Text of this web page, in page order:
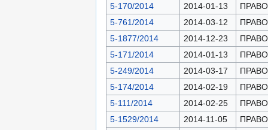
5-170/2014
2014-01-13
5-761/2014
2014-03-12
5-1877/2014
2014-12-23
5-171/2014
2014-01-13
5-249/2014
2014-03-17
5-174/2014
2014-02-19
5-111/2014
2014-02-25
5-1529/2014
2014-11-05